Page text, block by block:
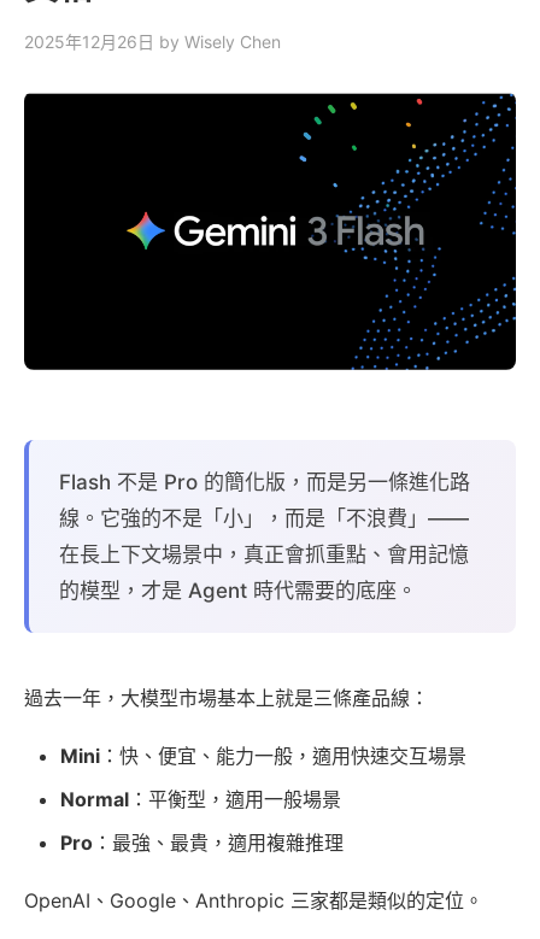
2025年12月26日 by Wisely Chen
Flash 不是 Pro 的簡化版，而是另一條進化路
線。它強的不是「小」，而是「不浪費」——
在長上下文場景中，真正會抓重點、會用記憶
的模型，才是 Agent 時代需要的底座。
過去一年，大模型市場基本上就是三條產品線：
Mini ：快、便宜、能力一般，適用快速交互場景
Normal ：平衡型，適用一般場景
Pro ：最強、最貴，適用複雜推理
OpenAI、Google、Anthropic 三家都是類似的定位。